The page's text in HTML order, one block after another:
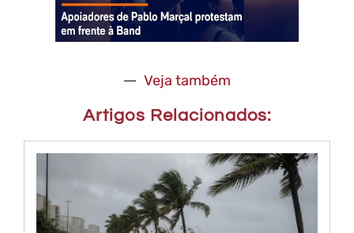
Veja também
Artigos Relacionados: